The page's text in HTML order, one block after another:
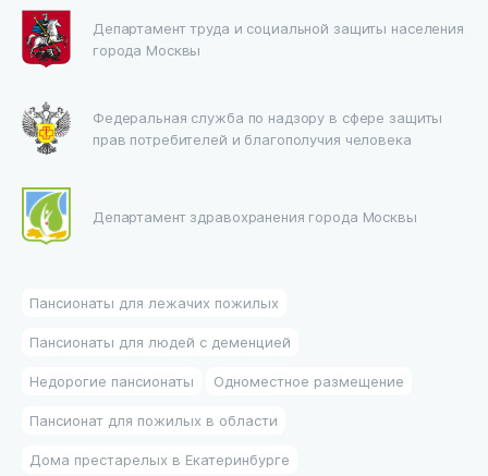
Департамент труда и социальной защиты населения
города Москвы
Федеральная служба по надзору в сфере защиты
прав потребителей и благополучия человека
Департамент здравохранения города Москвы
Пансионаты для лежачих пожилых
Пансионаты для людей с деменцией
Недорогие пансионаты Одноместное размещение
Пансионат для пожилых в области
Дома престарелых в Екатеринбурге